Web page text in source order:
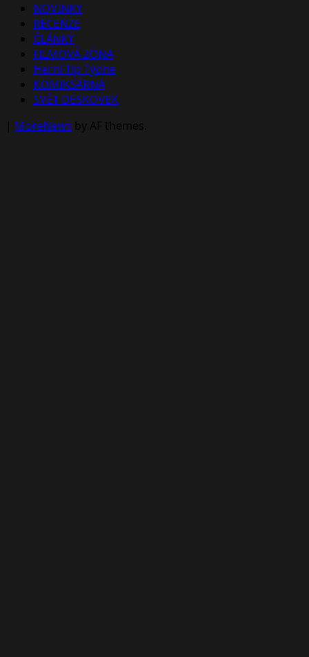
NOVINKY
RECENZE
ČLÁNKY
FILMOVÁ ZÓNA
Herní Tip Týdne
KOMIKSÁRNA
SVĚT DESKOVEK
| MoreNews by AF themes.